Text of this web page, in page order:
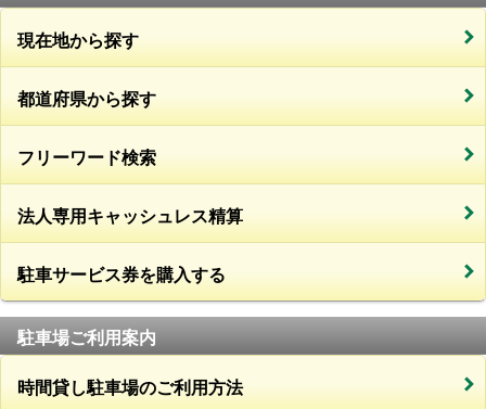
現在地から探す
都道府県から探す
フリーワード検索
法人専用キャッシュレス精算
駐車サービス券を購入する
駐車場ご利用案内
時間貸し駐車場のご利用方法